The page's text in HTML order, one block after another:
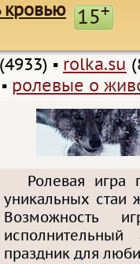
кровью 15+
(4933) ▪ rolka.su
▪ ролевые о
Ролевая
уникальных стаи
Возможность
исполнительный
праздник для